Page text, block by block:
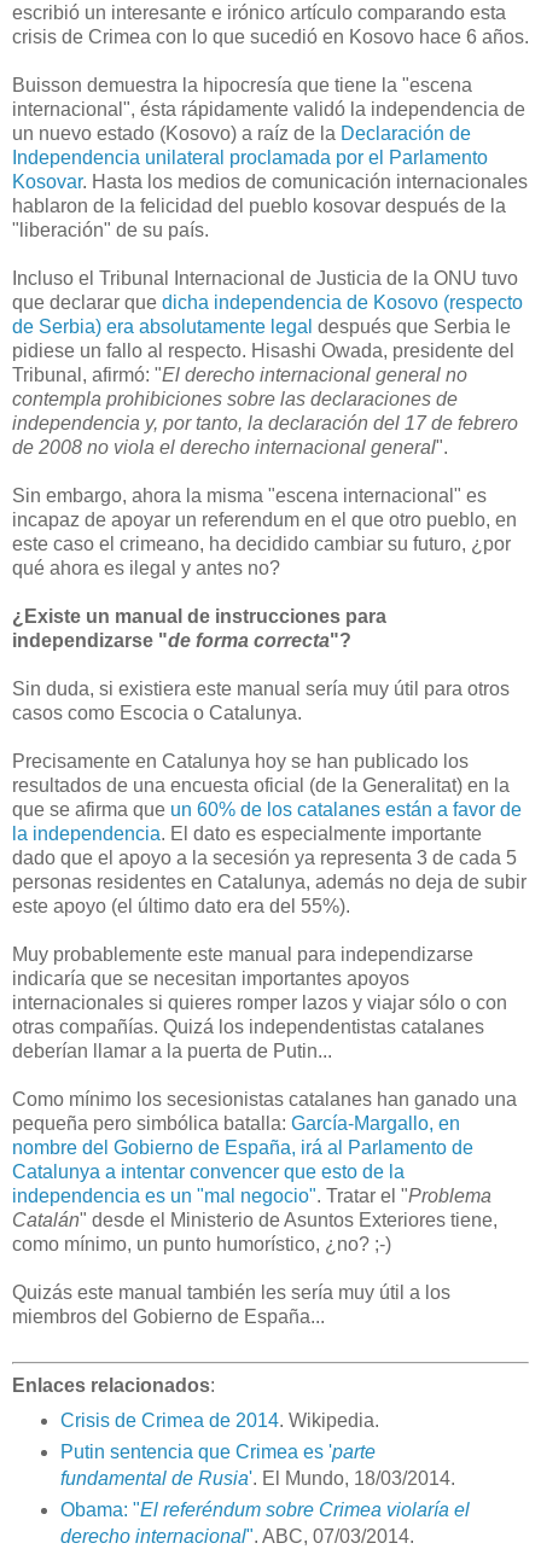
escribió un interesante e irónico artículo comparando esta
crisis de Crimea con lo que sucedió en Kosovo hace 6 años.
Buisson demuestra la hipocresía que tiene la "escena
internacional", ésta rápidamente validó la independencia de
un nuevo estado (Kosovo) a raíz de la Declaración de
Independencia unilateral proclamada por el Parlamento
Kosovar. Hasta los medios de comunicación internacionales
hablaron de la felicidad del pueblo kosovar después de la
"liberación" de su país.
Incluso el Tribunal Internacional de Justicia de la ONU tuvo
que declarar que dicha independencia de Kosovo (respecto
de Serbia) era absolutamente legal después que Serbia le
pidiese un fallo al respecto. Hisashi Owada, presidente del
Tribunal, afirmó: "El derecho internacional general no
contempla prohibiciones sobre las declaraciones de
independencia y, por tanto, la declaración del 17 de febrero
de 2008 no viola el derecho internacional general".
Sin embargo, ahora la misma "escena internacional" es
incapaz de apoyar un referendum en el que otro pueblo, en
este caso el crimeano, ha decidido cambiar su futuro, ¿por
qué ahora es ilegal y antes no?
¿Existe un manual de instrucciones para
independizarse "de forma correcta"?
Sin duda, si existiera este manual sería muy útil para otros
casos como Escocia o Catalunya.
Precisamente en Catalunya hoy se han publicado los
resultados de una encuesta oficial (de la Generalitat) en la
que se afirma que un 60% de los catalanes están a favor de
la independencia. El dato es especialmente importante
dado que el apoyo a la secesión ya representa 3 de cada 5
personas residentes en Catalunya, además no deja de subir
este apoyo (el último dato era del 55%).
Muy probablemente este manual para independizarse
indicaría que se necesitan importantes apoyos
internacionales si quieres romper lazos y viajar sólo o con
otras compañías. Quizá los independentistas catalanes
deberían llamar a la puerta de Putin...
Como mínimo los secesionistas catalanes han ganado una
pequeña pero simbólica batalla: García-Margallo, en
nombre del Gobierno de España, irá al Parlamento de
Catalunya a intentar convencer que esto de la
independencia es un "mal negocio". Tratar el "Problema
Catalán" desde el Ministerio de Asuntos Exteriores tiene,
como mínimo, un punto humorístico, ¿no? ;-)
Quizás este manual también les sería muy útil a los
miembros del Gobierno de España...
Enlaces relacionados:
Crisis de Crimea de 2014. Wikipedia.
Putin sentencia que Crimea es 'parte
fundamental de Rusia'. El Mundo, 18/03/2014.
Obama: "El referéndum sobre Crimea violaría el
derecho internacional". ABC, 07/03/2014.